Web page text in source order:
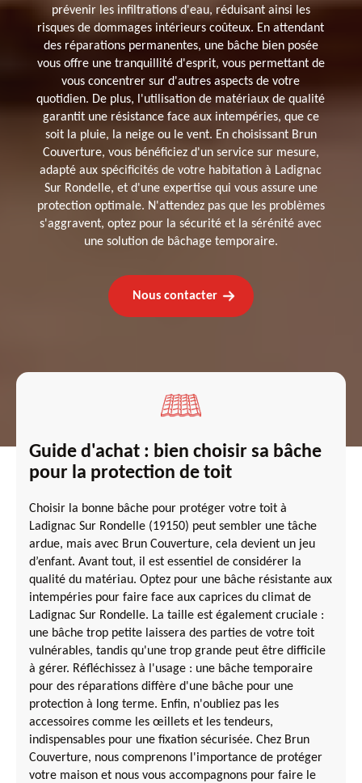
prévenir les infiltrations d'eau, réduisant ainsi les
risques de dommages intérieurs coûteux. En attendant
des réparations permanentes, une bâche bien posée
vous offre une tranquillité d'esprit, vous permettant de
vous concentrer sur d'autres aspects de votre
quotidien. De plus, l'utilisation de matériaux de qualité
garantit une résistance face aux intempéries, que ce
soit la pluie, la neige ou le vent. En choisissant Brun
Couverture, vous bénéficiez d'un service sur mesure,
adapté aux spécificités de votre habitation à Ladignac
Sur Rondelle, et d'une expertise qui vous assure une
protection optimale. N'attendez pas que les problèmes
s'aggravent, optez pour la sécurité et la sérénité avec
une solution de bâchage temporaire.
Nous contacter
Guide d'achat : bien choisir sa bâche
pour la protection de toit
Choisir la bonne bâche pour protéger votre toit à
Ladignac Sur Rondelle (19150) peut sembler une tâche
ardue, mais avec Brun Couverture, cela devient un jeu
d’enfant. Avant tout, il est essentiel de considérer la
qualité du matériau. Optez pour une bâche résistante aux
intempéries pour faire face aux caprices du climat de
Ladignac Sur Rondelle. La taille est également cruciale :
une bâche trop petite laissera des parties de votre toit
vulnérables, tandis qu'une trop grande peut être difficile
à gérer. Réfléchissez à l'usage : une bâche temporaire
pour des réparations diffère d'une bâche pour une
protection à long terme. Enfin, n'oubliez pas les
accessoires comme les œillets et les tendeurs,
indispensables pour une fixation sécurisée. Chez Brun
Couverture, nous comprenons l'importance de protéger
votre maison et nous vous accompagnons pour faire le